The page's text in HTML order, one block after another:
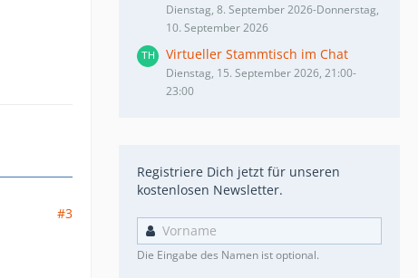
#3
Dienstag, 8. September 2026-Donnerstag,
10. September 2026
Virtueller Stammtisch im Chat
Dienstag, 15. September 2026, 21:00-
23:00
Registriere Dich jetzt für unseren
kostenlosen Newsletter.
Die Eingabe des Namen ist optional.